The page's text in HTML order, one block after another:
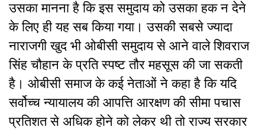
उसका मानना है कि इस समुदाय को उसका हक न देने
के लिए ही यह सब किया गया। उसकी सबसे ज्यादा
नाराजगी खुद भी ओबीसी समुदाय से आने वाले शिवराज
सिंह चौहान के प्रति स्पष्ट तौर महसूस की जा सकती
है। ओबीसी समाज के कई नेताओं ने कहा है कि यदि
सर्वोच्च न्यायालय की आपत्ति आरक्षण की सीमा पचास
प्रतिशत से अधिक होने को लेकर थी तो राज्य सरकार